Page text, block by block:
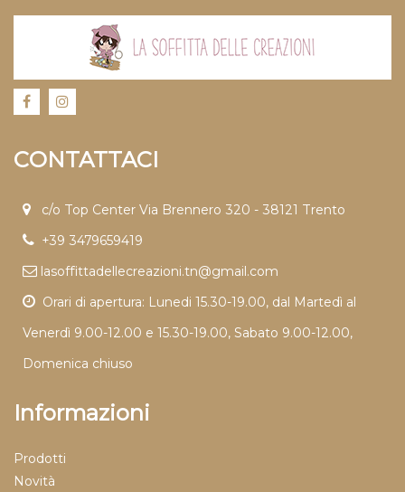
CONTATTACI
c/o Top Center Via Brennero 320 - 38121 Trento
+39 3479659419
lasoffittadellecreazioni.tn@gmail.com
Orari di apertura: Lunedi 15.30-19.00, dal Martedì al
Venerdì 9.00-12.00 e 15.30-19.00, Sabato 9.00-12.00,
Domenica chiuso
Informazioni
Prodotti
Novità